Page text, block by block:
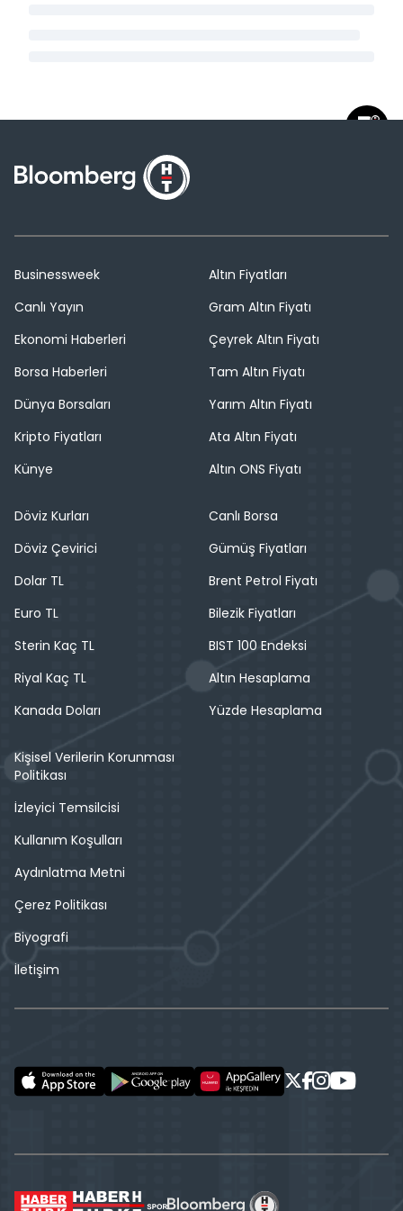
Businessweek
Canlı Yayın
Ekonomi Haberleri
Borsa Haberleri
Dünya Borsaları
Kripto Fiyatları
Künye
Altın Fiyatları
Gram Altın Fiyatı
Çeyrek Altın Fiyatı
Tam Altın Fiyatı
Yarım Altın Fiyatı
Ata Altın Fiyatı
Altın ONS Fiyatı
Döviz Kurları
Döviz Çevirici
Dolar TL
Euro TL
Sterin Kaç TL
Riyal Kaç TL
Kanada Doları
Canlı Borsa
Gümüş Fiyatları
Brent Petrol Fiyatı
Bilezik Fiyatları
BIST 100 Endeksi
Altın Hesaplama
Yüzde Hesaplama
Kişisel Verilerin Korunması
Politikası
İzleyici Temsilcisi
Kullanım Koşulları
Aydınlatma Metni
Çerez Politikası
Biyografi
İletişim